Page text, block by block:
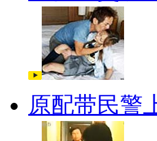
原配带民警